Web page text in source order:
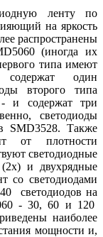
ленту по
на яркость
распространены
5060 (иногда их
типа имеют
один
второго типа
и содержат три
светодиоды
SMD3528. Также
от плотности
светодиодные
и двухрядные
со светодиодами
светодиодов на
- 30, 60 и 120
наиболее
мощности и,